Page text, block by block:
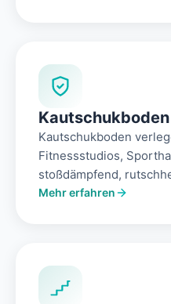
Kautschukboden
Kautschukboden
Fitnessstudios,
stoßdämpfend,
Mehr erfahren